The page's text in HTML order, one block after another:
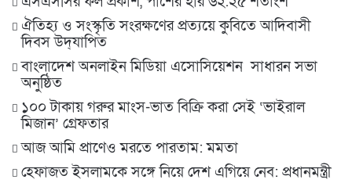
ঐতিহ্য ও সংস্কৃতি সংরক্ষণের প্রত্যয়ে কুবিতে আদিবাসী
দিবস উদ্‌যাপিত
বাংলাদেশ অনলাইন মিডিয়া এসোসিয়েশন সাধারন সভা
অনুষ্ঠিত
১০০ টাকায় গরুর মাংস-ভাত বিক্রি করা সেই ‘ভাইরাল
মিজান’ গ্রেফতার
আজ আমি প্রাণেও মরতে পারতাম: মমতা
হেফাজত ইসলামকে সঙ্গে নিয়ে দেশ এগিয়ে নেব: প্রধানমন্ত্রী